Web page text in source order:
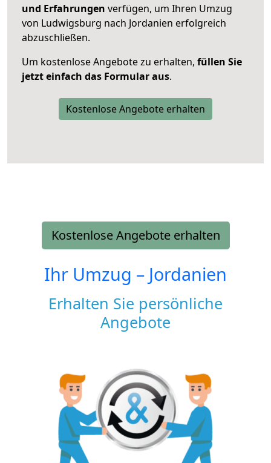
und Erfahrungen verfügen, um Ihren Umzug
von Ludwigsburg nach Jordanien erfolgreich
abzuschließen.
Um kostenlose Angebote zu erhalten, füllen Sie
jetzt einfach das Formular aus.
Kostenlose Angebote erhalten
Kostenlose Angebote erhalten
Ihr Umzug – Jordanien
Erhalten Sie persönliche
Angebote